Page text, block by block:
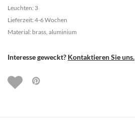
Leuchten: 3
Lieferzeit: 4-6 Wochen
Material: brass, aluminium
Interesse geweckt? Kontaktieren Sie uns.